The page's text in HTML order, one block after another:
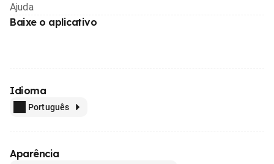
Ajuda
Baixe o aplicativo
Idioma
Português
Aparência